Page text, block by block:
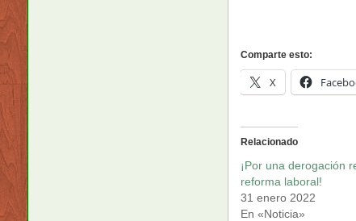
Comparte esto:
X
Relacionado
¡Por una derogación
reforma laboral!
31 enero 2022
En «Noticia»